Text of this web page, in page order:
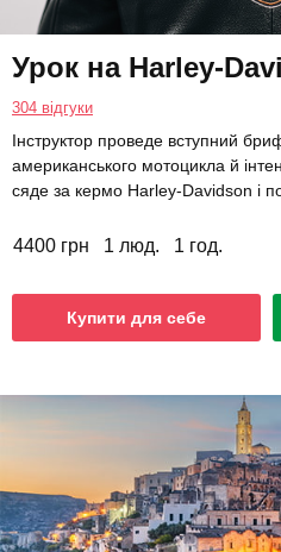
Урок на Harley-
304 відгуки
Інструктор проведе вступний
американського мотоцикла й
сяде за кермо Harley-Davidson і
4400 грн 1 люд. 1 год.
Купити для себе